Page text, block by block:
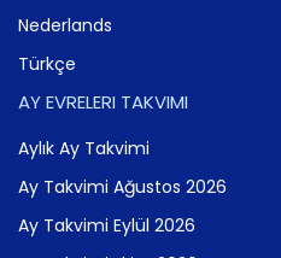
Nederlands
Türkçe
AY EVRELERI TAKVIMI
Aylık Ay Takvimi
Ay Takvimi Ağustos 2026
Ay Takvimi Eylül 2026